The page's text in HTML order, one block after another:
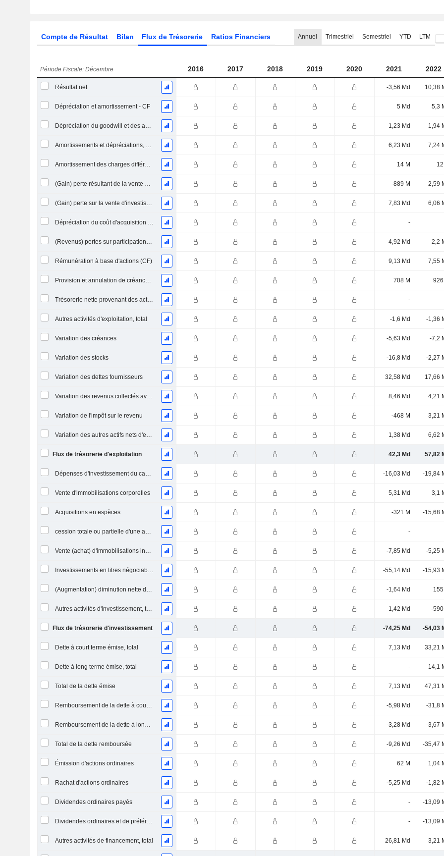
Compte de Résultat Bilan Flux de Trésorerie Ratios Financiers Annuel Trimestriel Semestriel YTD LTM
Période Fiscale: Décembre 2016 2017 2018 2019 2020 2021 2022
Résultat net -3,56 Md 10,38
Dépréciation et amortissement - CF 5 Md 5,3
Dépréciation du goodwill et des actifs intangibles 1,23 Md 1,94
Amortissements et dépréciations, Total 6,23 Md 7,24
Amortissement des charges différées, Total - (CF) 14 M
(Gain) perte résultant de la vente d'un actif -889 M 2,59
(Gain) perte sur la vente d'investissements - (CF) 7,83 Md 6,06
Dépréciation du coût d'acquisition d'actifs et dépenses de restructuration -
(Revenus) pertes sur participations - (CF) 4,92 Md 2,2
Rémunération à base d'actions (CF) 9,13 Md 7,55
Provision et annulation de créances irrécouvrables 708 M 926
Trésorerie nette provenant des activités abandonnées -
Autres activités d'exploitation, total -1,6 Md -1,36
Variation des créances -5,63 Md -7,2
Variation des stocks -16,8 Md -2,27
Variation des dettes fournisseurs 32,58 Md 17,66
Variation des revenus collectés avant livraison 8,46 Md 4,21
Variation de l'impôt sur le revenu -468 M 3,21
Variation des autres actifs nets d'exploitation 1,38 Md 6,62
Flux de trésorerie d'exploitation 42,3 Md 57,82
Dépenses d'investissement du capital (CAPEX) -16,03 Md -19,84
Vente d'immobilisations corporelles 5,31 Md 3,1
Acquisitions en espèces -321 M -15,68
cession totale ou partielle d'une activité -
Vente (achat) d'immobilisations incorporelles -7,85 Md -5,25
Investissements en titres négociables et en actions, total -55,14 Md -15,93
(Augmentation) diminution nette des prêts accordés / vendus - Investissements -1,64 Md 155
Autres activités d'investissement, total 1,42 Md -590
Flux de trésorerie d'investissement -74,25 Md -54,03
Dette à court terme émise, total 7,13 Md 33,21
Dette à long terme émise, total - 14,1
Total de la dette émise 7,13 Md 47,31
Remboursement de la dette à court terme, total -5,98 Md -31,8
Remboursement de la dette à long terme, total -3,28 Md -3,67
Total de la dette remboursée -9,26 Md -35,47
Émission d'actions ordinaires 62 M 1,04
Rachat d'actions ordinaires -5,25 Md -1,82
Dividendes ordinaires payés - -13,09
Dividendes ordinaires et de préférence payés - -13,09
Autres activités de financement, total 26,81 Md 3,21